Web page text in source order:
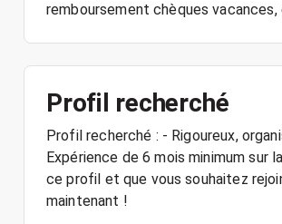
remboursement chèques vacances,
Profil recherché
Profil recherché : - Rigoureux,
Expérience de 6 mois minimum sur
ce profil et que vous souhaitez
maintenant !